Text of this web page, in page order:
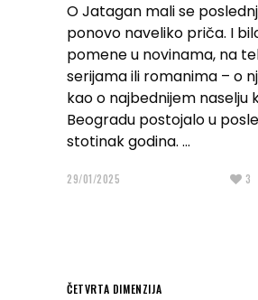
O Jatagan mali se
ponovo naveliko priča. I
pomene u novinama, na
serijama ili romanima – o
kao o najbednijem naselju
Beogradu postojalo u
stotinak godina.
29/01/2025 3
ČETVRTA DIMENZIJA